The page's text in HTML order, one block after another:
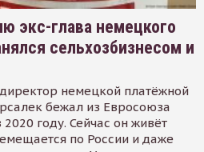
экс-глава немецкого
сельхозбизнесом и
немецкой платёжной
бежал из Евросоюза
году. Сейчас он живёт
по России и даже